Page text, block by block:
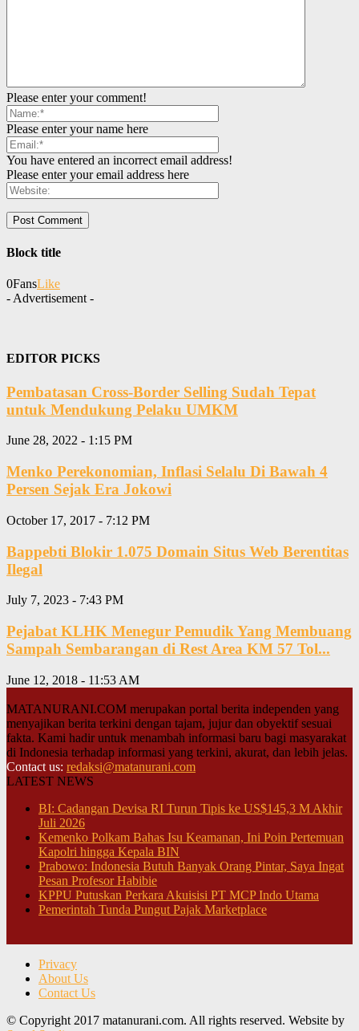
Please enter your comment!
Please enter your name here
You have entered an incorrect email address!
Please enter your email address here
Block title
0FansLike
- Advertisement -
EDITOR PICKS
Pembatasan Cross-Border Selling Sudah Tepat
untuk Mendukung Pelaku UMKM
June 28, 2022 - 1:15 PM
Menko Perekonomian, Inflasi Selalu Di Bawah 4
Persen Sejak Era Jokowi
October 17, 2017 - 7:12 PM
Bappebti Blokir 1.075 Domain Situs Web Berentitas
Ilegal
July 7, 2023 - 7:43 PM
Pejabat KLHK Menegur Pemudik Yang Membuang
Sampah Sembarangan di Rest Area KM 57 Tol...
June 12, 2018 - 11:53 AM
MATANURANI.COM merupakan portal berita independen yang
menyajikan berita terkini dengan tajam, jujur dan obyektif sesuai
fakta. Kami hadir untuk menambah informasi baru bagi masyarakat
di Indonesia terhadap informasi yang terkini, akurat, dan lebih jelas.
Contact us: redaksi@matanurani.com
LATEST NEWS
BI: Cadangan Devisa RI Turun Tipis ke US$145,3 M Akhir
Juli 2026
Kemenko Polkam Bahas Isu Keamanan, Ini Poin Pertemuan
Kapolri hingga Kepala BIN
Prabowo: Indonesia Butuh Banyak Orang Pintar, Saya Ingat
Pesan Profesor Habibie
KPPU Putuskan Perkara Akuisisi PT MCP Indo Utama
Pemerintah Tunda Pungut Pajak Marketplace
Privacy
About Us
Contact Us
© Copyright 2017 matanurani.com. All rights reserved. Website by